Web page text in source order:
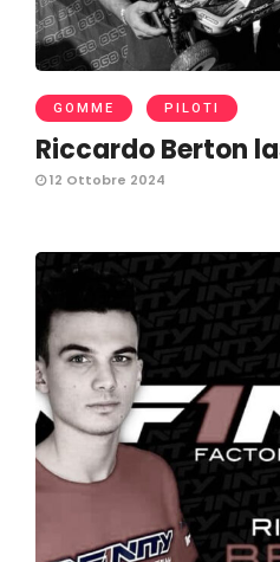
GOMME PILOTI
Riccardo Berton
12 Ottobre 2024